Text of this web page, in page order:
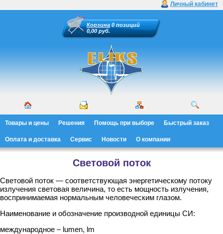
Личный кабинет
Корзина 0 позиций
0,00 руб.
Товары и цены Решения Помощь при выборе Быстрый заказ
Оплата и доставка Сервис Новости О компании
Световой поток
Световой поток — соответствующая энергетическому потоку
излучения световая величина, то есть мощность излучения,
воспринимаемая нормальным человеческим глазом.
Наименование и обозначение производной единицы СИ:
международное – lumen, lm